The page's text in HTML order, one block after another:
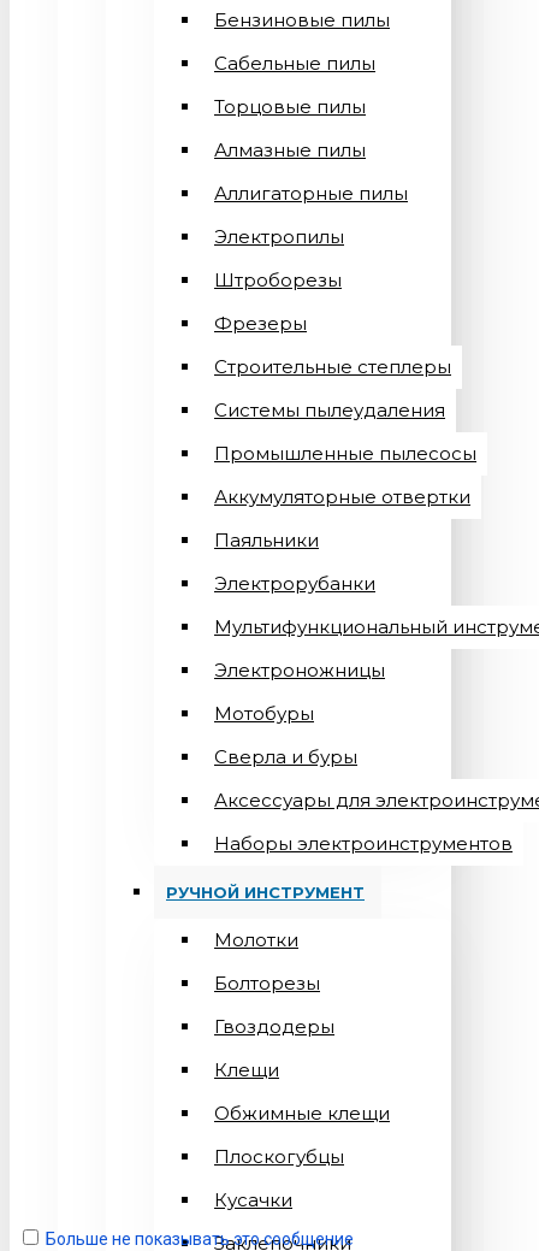
Бензиновые пилы
Сабельные пилы
Торцовые пилы
Алмазные пилы
Аллигаторные пилы
Электропилы
Штроборезы
Фрезеры
Строительные степлеры
Системы пылеудаления
Промышленные пылесосы
Аккумуляторные отвертки
Паяльники
Электрорубанки
Мультифункциональный
Электроножницы
Мотобуры
Сверла и буры
Аксессуары для
Наборы электроинструментов
РУЧНОЙ ИНСТРУМЕНТ
Молотки
Болторезы
Гвоздодеры
Клещи
Обжимные клещи
Плоскогубцы
Кусачки
Заклепочники
Больше не показывать это сообщение